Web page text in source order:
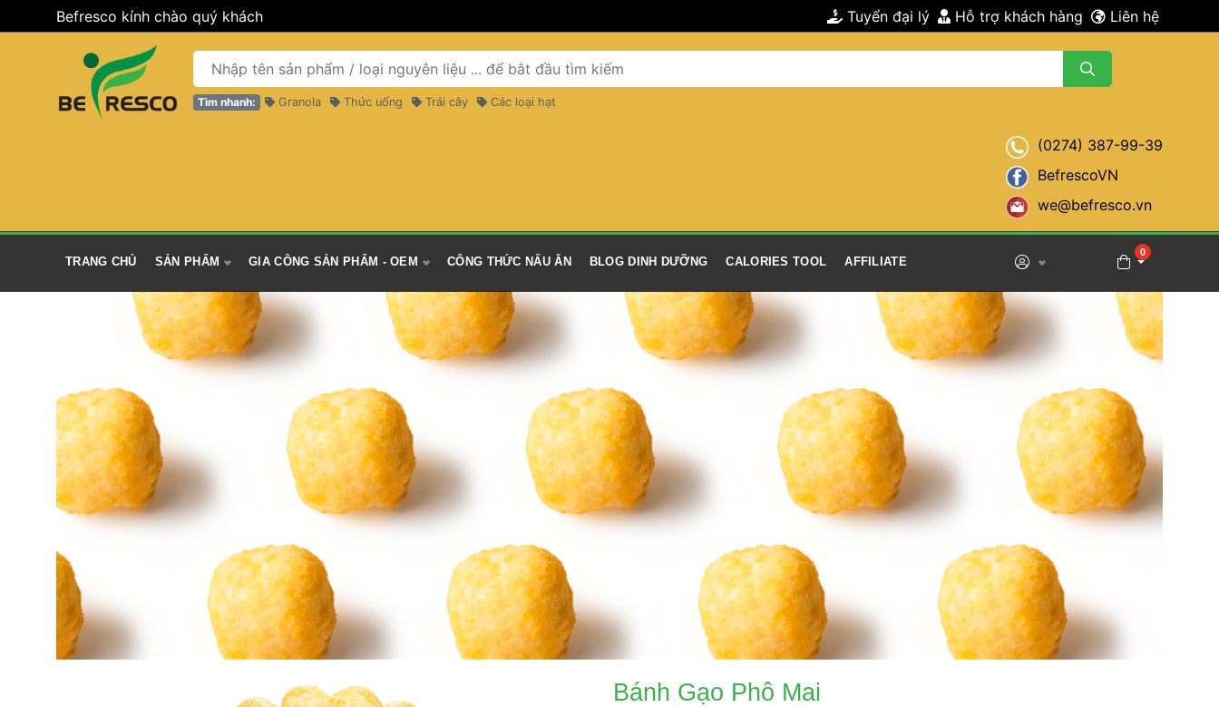
Befresco kính chào quý khách Liên hệ
Hỗ trợ khách hàng
Tuyển đại lý
Tìm nhanh: Granola Thức uống Trái cây Các loại hạt
(0274) 387-99-39
BefrescoVN
we@befresco.vn
TRANG CHỦ SẢN PHẨM GIA CÔNG SẢN PHẨM - OEM CÔNG THỨC NẤU ĂN BLOG DINH DƯỠNG CALORIES TOOL AFFILIATE
0
Bánh Gạo Phô Mai